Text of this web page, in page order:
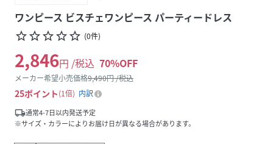
ワンピース ビスチェワンピース パーティードレス
star_borderstar_borderstar_borderstar_borderstar_border (0件)
2,846円 /税込 70%OFF
メーカー希望小売価格9,490円 /税込
25ポイント 1倍
内訳
local_shipping通常4-7日以内発送予定
※サイズ・カラーによりお届け日が異なる場合があります。